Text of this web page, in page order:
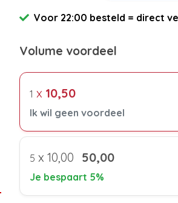
Voor 22:00 besteld = direct
Volume voordeel
1 x 10,50
Ik wil geen voordeel
5 x 10,00 50,00
Je bespaart 5%